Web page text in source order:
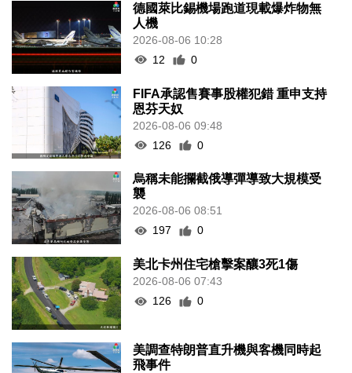
德國萊比錫機場跑道現載爆炸物無
人機
2026-08-06 10:28
12
0
FIFA承認售賽事股權犯錯 重申支持
恩芬天奴
2026-08-06 09:48
126
0
烏稱未能攔截俄導彈導致大規模受
襲
2026-08-06 08:51
197
0
美北卡州住宅槍擊案釀3死1傷
2026-08-06 07:43
126
0
美調查特朗普直升機與客機同時起
飛事件